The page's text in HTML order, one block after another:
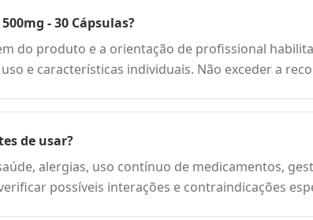
- 30 Cápsulas?
do produto e a orientação de profissional
e características individuais. Não exceder a
de usar?
alergias, uso contínuo de medicamentos,
possíveis interações e contraindicações